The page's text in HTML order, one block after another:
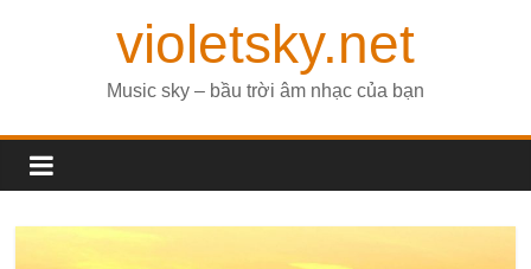
violetsky.net
Music sky – bầu trời âm nhạc của bạn